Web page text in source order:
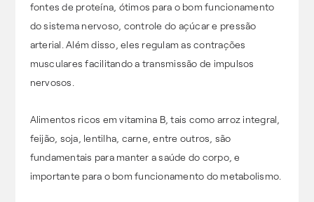
fontes de proteína, ótimos para o bom funcionamento
do sistema nervoso, controle do açúcar e pressão
arterial. Além disso, eles regulam as contrações
musculares facilitando a transmissão de impulsos
nervosos.
Alimentos ricos em vitamina B, tais como arroz integral,
feijão, soja, lentilha, carne, entre outros, são
fundamentais para manter a saúde do corpo, e
importante para o bom funcionamento do metabolismo.